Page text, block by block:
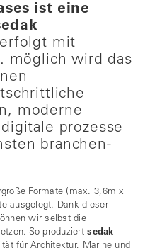
ist eine
mit
möglich wird das
moderne
prozesse
branchen-
Formate (max. 3,6m x
ausgelegt. Dank dieser
wir selbst die
So produziertsedak